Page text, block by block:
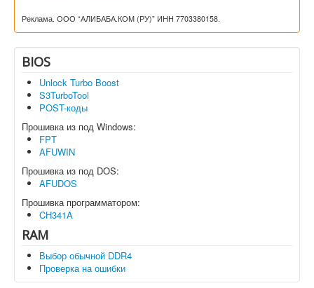
Реклама. ООО “АЛИБАБА.КОМ (РУ)” ИНН 7703380158.
BIOS
Unlock Turbo Boost
S3TurboTool
POST-коды
Прошивка из под Windows:
FPT
AFUWIN
Прошивка из под DOS:
AFUDOS
Прошивка программатором:
CH341A
RAM
Выбор обычной DDR4
Проверка на ошибки